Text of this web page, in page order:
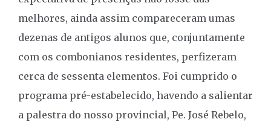
melhores, ainda assim compareceram umas
dezenas de antigos alunos que, conjuntamente
com os combonianos residentes, perfizeram
cerca de sessenta elementos. Foi cumprido o
programa pré-estabelecido, havendo a salientar
a palestra do nosso provincial, Pe. José Rebelo,